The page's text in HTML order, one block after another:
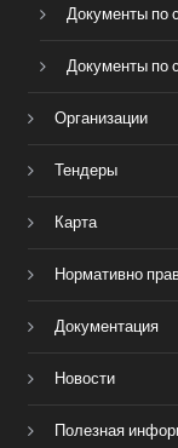
Документы по
Документы по
Организации
Тендеры
Карта
Нормативно
Документация
Новости
Полезная